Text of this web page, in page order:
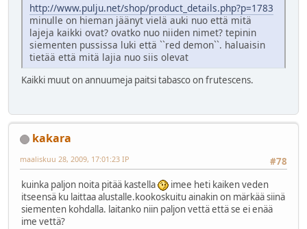
http://www.pulju.net/shop/product_details.php?p=1783
minulle on hieman jäänyt vielä auki nuo että mitä
lajeja kaikki ovat? ovatko nuo niiden nimet? tepinin
siementen pussissa luki että ``red demon``. haluaisin
tietää että mitä lajia nuo siis olevat
Kaikki muut on annuumeja paitsi tabasco on frutescens.
kakara
#78
maaliskuu 28, 2009, 17:01:23 IP
kuinka paljon noita pitää kastella
imee heti kaiken veden
itseensä ku laittaa alustalle.kookoskuitu ainakin on märkää siinä
siementen kohdalla. laitanko niin paljon vettä että se ei enää
ime vettä?